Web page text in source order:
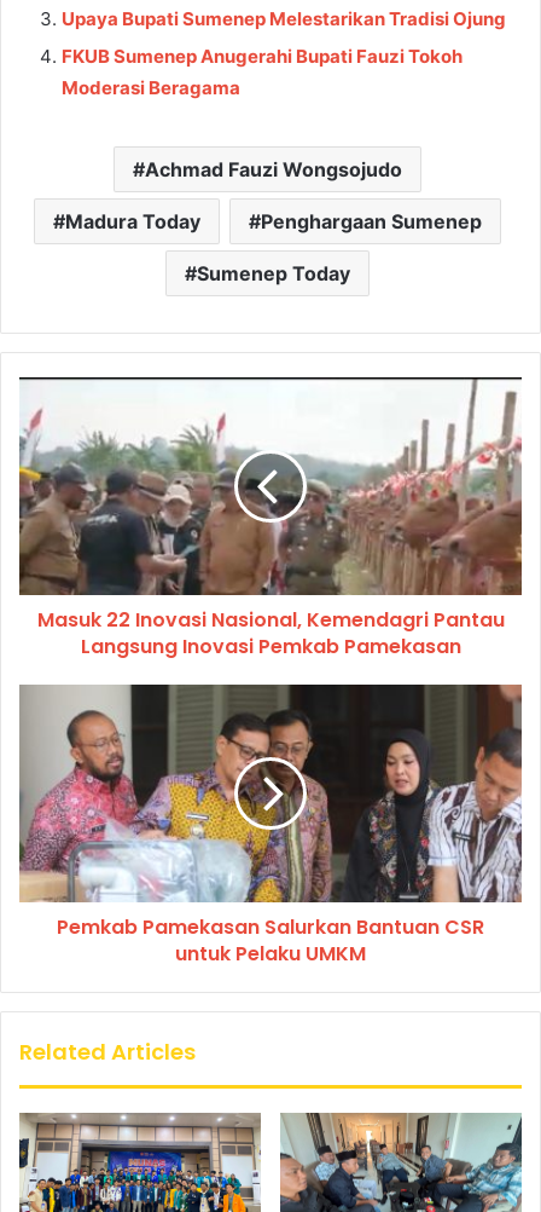
Upaya Bupati Sumenep Melestarikan Tradisi Ojung
FKUB Sumenep Anugerahi Bupati Fauzi Tokoh
Moderasi Beragama
Achmad Fauzi Wongsojudo
Madura Today Penghargaan Sumenep
Sumenep Today
Masuk 22 Inovasi Nasional, Kemendagri Pantau
Langsung Inovasi Pemkab Pamekasan
Pemkab Pamekasan Salurkan Bantuan CSR
untuk Pelaku UMKM
Related Articles